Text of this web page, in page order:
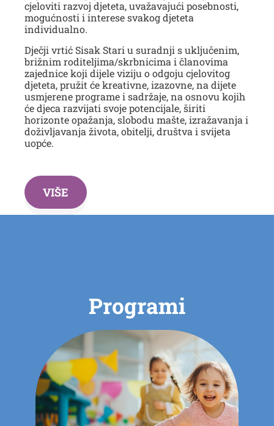
cjeloviti razvoj djeteta, uvažavajući posebnosti,
mogućnosti i interese svakog djeteta
individualno.
Dječji vrtić Sisak Stari u suradnji s uključenim,
brižnim roditeljima/skrbnicima i članovima
zajednice koji dijele viziju o odgoju cjelovitog
djeteta, pružit će kreativne, izazovne, na dijete
usmjerene programe i sadržaje, na osnovu kojih
će djeca razvijati svoje potencijale, širiti
horizonte opažanja, slobodu mašte, izražavanja i
doživljavanja života, obitelji, društva i svijeta
uopće.
VIŠE
Programi